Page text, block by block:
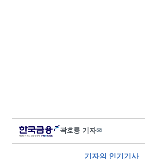
곽호룡 기자✉
기자의 인기기사